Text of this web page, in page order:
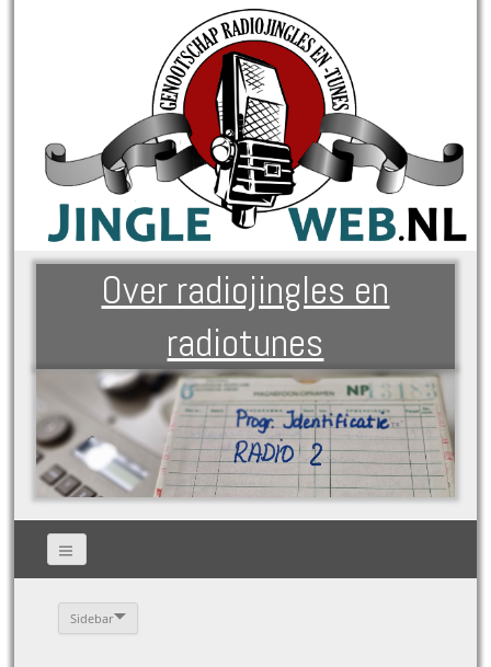
Over radiojingles en
radiotunes
Sidebar